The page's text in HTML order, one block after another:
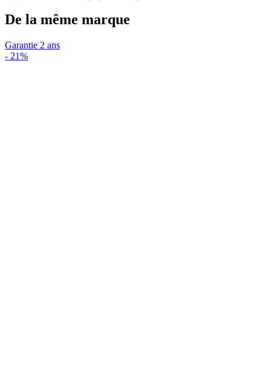
De la même marque
Garantie 2 ans
- 21%